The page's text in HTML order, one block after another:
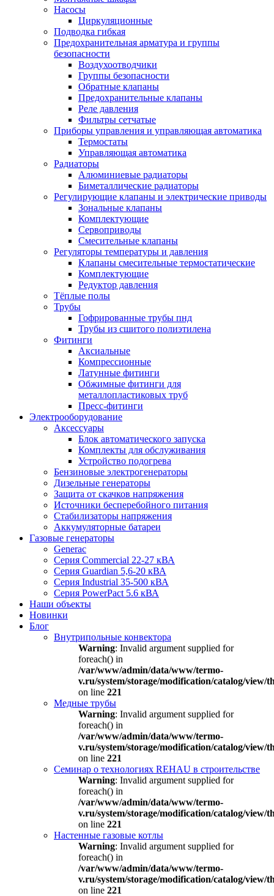
Насосы
Циркуляционные
Подводка гибкая
Предохранительная арматура и группы
безопасности
Воздухоотводчики
Группы безопасности
Обратные клапаны
Предохранительные клапаны
Реле давления
Фильтры сетчатые
Приборы управления и управляющая автоматика
Термостаты
Управляющая автоматика
Радиаторы
Алюминиевые радиаторы
Биметаллические радиаторы
Регулирующие клапаны и электрические приводы
Зональные клапаны
Комплектующие
Сервоприводы
Смесительные клапаны
Регуляторы температуры и давления
Клапаны смесительные термостатические
Комплектующие
Редуктор давления
Тёплые полы
Трубы
Гофрированные трубы пнд
Трубы из сшитого полиэтилена
Фитинги
Аксиальные
Компрессионные
Латунные фитинги
Обжимные фитинги для
металлопластиковых труб
Пресс-фитинги
Электрооборудование
Аксессуары
Блок автоматического запуска
Комплекты для обслуживания
Устройство подогрева
Бензиновые электрогенераторы
Дизельные генераторы
Защита от скачков напряжения
Источники бесперебойного питания
Стабилизаторы напряжения
Аккумуляторные батареи
Газовые генераторы
Generac
Серия Commercial 22-27 кВА
Серия Guardian 5,6-20 кВА
Серия Industrial 35-500 кВА
Серия PowerPact 5.6 кВА
Наши объекты
Новинки
Блог
Внутрипольные конвектора
Warning: Invalid argument supplied for
foreach() in
/var/www/admin/data/www/termo-
v.ru/system/storage/modification/catalog/view/
on line 221
Медные трубы
Warning: Invalid argument supplied for
foreach() in
/var/www/admin/data/www/termo-
v.ru/system/storage/modification/catalog/view/
on line 221
Семинар о технологиях REHAU в строительстве
Warning: Invalid argument supplied for
foreach() in
/var/www/admin/data/www/termo-
v.ru/system/storage/modification/catalog/view/
on line 221
Настенные газовые котлы
Warning: Invalid argument supplied for
foreach() in
/var/www/admin/data/www/termo-
v.ru/system/storage/modification/catalog/view/
on line 221